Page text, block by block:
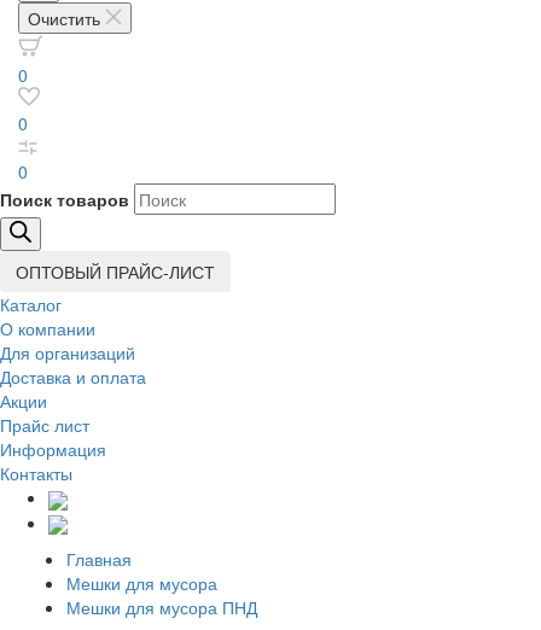
Очистить
0
0
0
Поиск товаров
ОПТОВЫЙ ПРАЙС-ЛИСТ
Каталог
О компании
Для организаций
Доставка и оплата
Акции
Прайс лист
Информация
Контакты
Главная
Мешки для мусора
Мешки для мусора ПНД